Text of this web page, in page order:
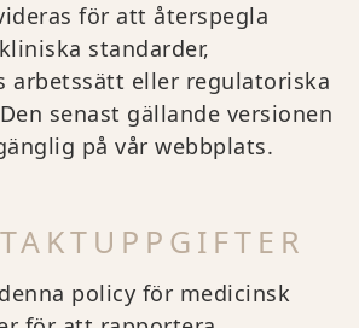
för att återspegla
standarder,
arbetssätt eller regulatoriska
senast gällande versionen
på vår webbplats.
policy för medicinsk